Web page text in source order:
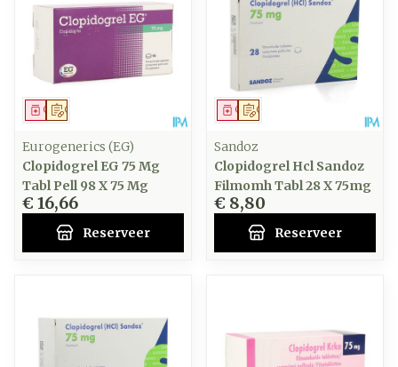
Op voorschrift
Geneesmiddel
Eurogenerics (EG)
Clopidogrel EG 75 Mg
Tabl Pell 98 X 75 Mg
€ 16,66
Reserveer
Op voorschrift
Geneesmiddel
Sandoz
Clopidogrel Hcl Sandoz
Filmomh Tabl 28 X 75mg
€ 8,80
Reserveer